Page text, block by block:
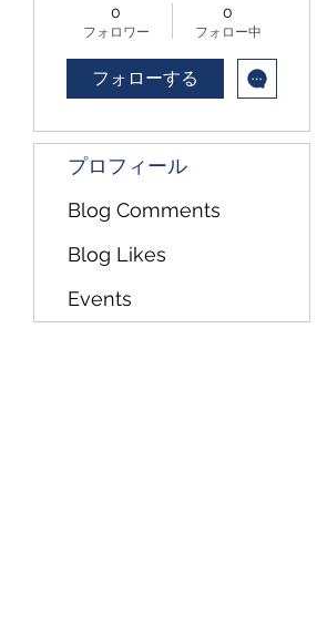
0
フォロワー
0
フォロー中
フォローする
プロフィール
Blog Comments
Blog Likes
Events